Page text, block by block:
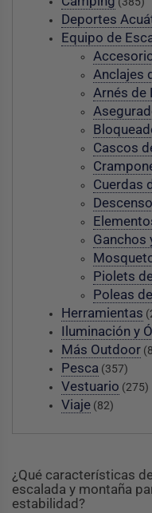
Deportes
Equipo de
Anclajes
Arnés de
Cascos
Cuerdas
Ganchos
Piolets
Poleas
Herramientas
Iluminación y
Más Outdoor
Pesca (357)
Vestuario (275)
Viaje (82)
¿Qué características
escalada y montaña
estabilidad?